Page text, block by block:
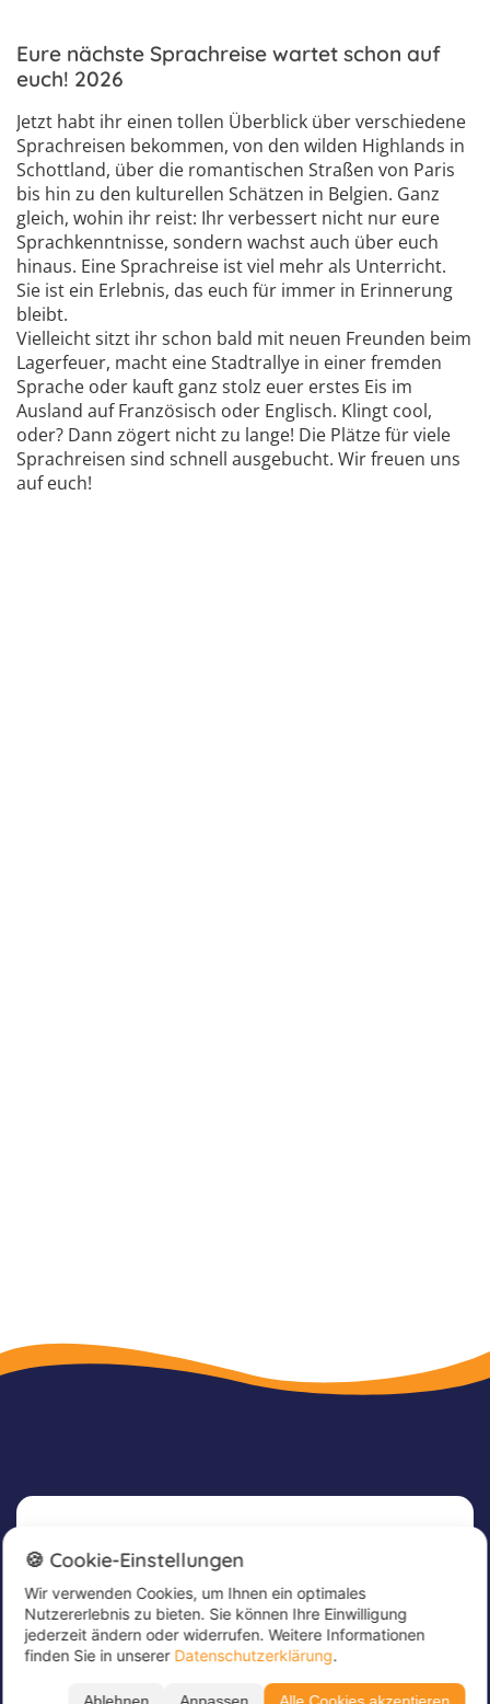
Eure nächste Sprachreise wartet schon auf
euch! 2026
Jetzt habt ihr einen tollen Überblick über verschiedene
Sprachreisen bekommen, von den wilden Highlands in
Schottland, über die romantischen Straßen von Paris
bis hin zu den kulturellen Schätzen in Belgien. Ganz
gleich, wohin ihr reist: Ihr verbessert nicht nur eure
Sprachkenntnisse, sondern wachst auch über euch
hinaus. Eine Sprachreise ist viel mehr als Unterricht.
Sie ist ein Erlebnis, das euch für immer in Erinnerung
bleibt.
Vielleicht sitzt ihr schon bald mit neuen Freunden beim
Lagerfeuer, macht eine Stadtrallye in einer fremden
Sprache oder kauft ganz stolz euer erstes Eis im
Ausland auf Französisch oder Englisch. Klingt cool,
oder? Dann zögert nicht zu lange! Die Plätze für viele
Sprachreisen sind schnell ausgebucht. Wir freuen uns
auf euch!
Newsletter
Melde dich jetzt für unseren Newsletter an, um
tolle Angebote zu erhalten und immer up to
date zu sein!
Trage hier deine E-Mail Adresse ein*
🍪 Cookie-Einstellungen
Wir verwenden Cookies, um Ihnen ein optimales
Nutzererlebnis zu bieten. Sie können Ihre Einwilligung
jederzeit ändern oder widerrufen. Weitere Informationen
finden Sie in unserer Datenschutzerklärung.